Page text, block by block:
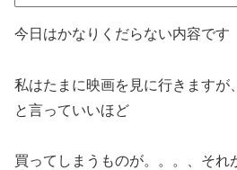
今日はかなりくだらない内容です
私はたまに映画を見に行きますが
と言っていいほど
買ってしまうものが。。。、それ